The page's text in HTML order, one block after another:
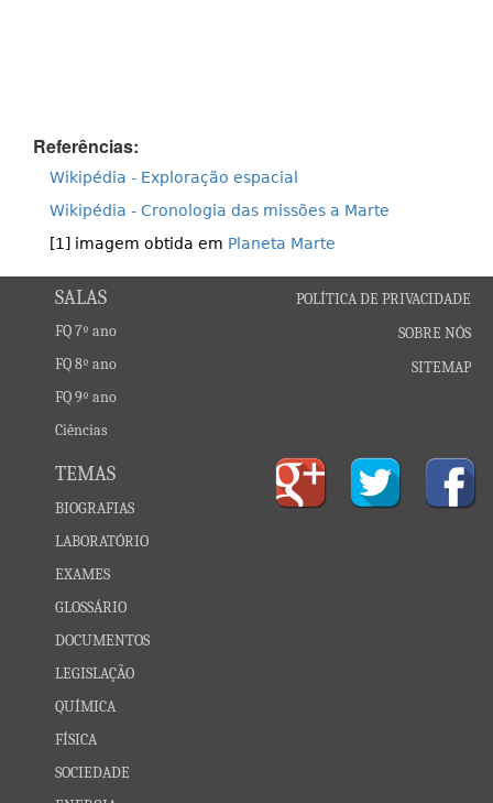
Referências:
Wikipédia - Exploração espacial
Wikipédia - Cronologia das missões a Marte
[1] imagem obtida em Planeta Marte
SALAS
FQ 7º ano
FQ 8º ano
FQ 9º ano
Ciências
TEMAS
BIOGRAFIAS
LABORATÓRIO
EXAMES
GLOSSÁRIO
DOCUMENTOS
LEGISLAÇÃO
QUÍMICA
FÍSICA
SOCIEDADE
POLÍTICA DE PRIVACIDADE
SOBRE NÓS
SITEMAP